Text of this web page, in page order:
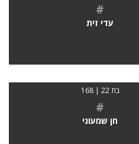
#
עדי זית
בת 22 | 168
#
חן שמעוני